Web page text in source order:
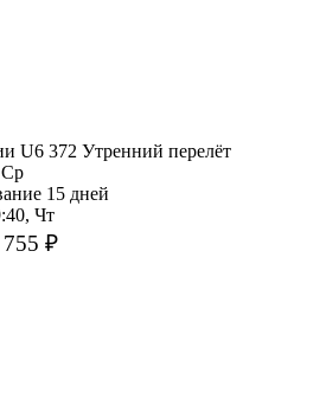
U6 372 Утренний перелёт
Ср
15 дней
Чт
755 ₽